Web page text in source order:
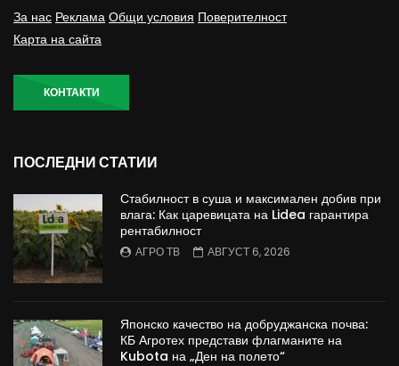
За нас Реклама Общи условия Поверителност
Карта на сайта
КОНТАКТИ
ПОСЛЕДНИ СТАТИИ
Стабилност в суша и максимален добив при
влага: Как царевицата на Lidea гарантира
рентабилност
АГРО ТВ АВГУСТ 6, 2026
Японско качество на добруджанска почва:
КБ Агротех представи флагманите на
Kubota на „Ден на полето“